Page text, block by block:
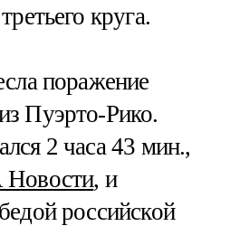
круга.
поражение
Пуэрто-Рико.
2 часа 43 мин.,
, и
российской